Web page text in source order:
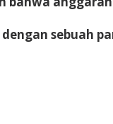
sebuah